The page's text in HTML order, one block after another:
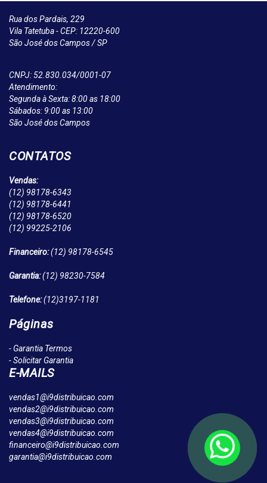
Rua dos Pardais, 229
Vila Tatetuba - CEP: 12220-600
São José dos Campos / SP
CNPJ: 52.830.034/0001-07
Atendimento:
Segunda à Sexta: 8:00 as 18:00
Sábados: 9:00 as 13:00
São José dos Campos
CONTATOS
Vendas:
(12) 98178-6343
(12) 98178-6441
(12) 98178-6520
(12) 99225-2106
Financeiro:(12) 98178-6545
Garantia:(12) 98230-7584
Telefone:(12)3197-1181
Páginas
- Garantia Termos
- Solicitar Garantia
E-MAILS
vendas1@i9distribuicao.com
vendas2@i9distribuicao.com
vendas3@i9distribuicao.com
vendas4@i9distribuicao.com
financeiro@i9distribuicao.com
garantia@i9distribuicao.com